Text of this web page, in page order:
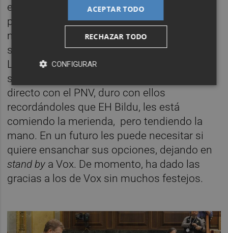
economía, inflación y medidas a prolongar
para facilitar a los ciudadanos llegar a fin de
mes y además se comprometió al nuevo
sistema de financiación autonómica y local.
Lástima, él no lo llevará a cabo. Como cosa
significativa a destacar el enfrentamiento
directo con el PNV, duro con ellos
recordándoles que EH Bildu, les está
comiendo la merienda, pero tendiendo la
mano. En un futuro les puede necesitar si
quiere ensanchar sus opciones, dejando en
stand by a Vox. De momento, ha dado las
gracias a los de Vox sin muchos festejos.
ACEPTAR TODO
RECHAZAR TODO
CONFIGURAR